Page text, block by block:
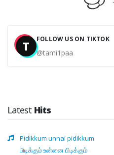
T FOLLOW US ON TIKTOK
@tami1paa
Latest Hits
Pidikkum unnai pidikkum
பிடிக்கும் உன்னை பிடிக்கும்